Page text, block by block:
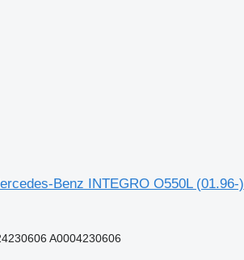
Benz INTEGRO O550L (01.96-)
A0004230606